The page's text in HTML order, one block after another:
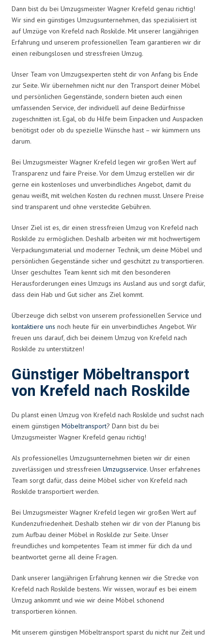
Dann bist du bei Umzugsmeister Wagner Krefeld genau richtig!
Wir sind ein günstiges Umzugsunternehmen, das spezialisiert ist
auf Umzüge von Krefeld nach Roskilde. Mit unserer langjährigen
Erfahrung und unserem professionellen Team garantieren wir dir
einen reibungslosen und stressfreien Umzug.
Unser Team von Umzugsexperten steht dir von Anfang bis Ende
zur Seite. Wir übernehmen nicht nur den Transport deiner Möbel
und persönlichen Gegenstände, sondern bieten auch einen
umfassenden Service, der individuell auf deine Bedürfnisse
zugeschnitten ist. Egal, ob du Hilfe beim Einpacken und Auspacken
benötigst oder ob du spezielle Wünsche hast – wir kümmern uns
darum.
Bei Umzugsmeister Wagner Krefeld legen wir großen Wert auf
Transparenz und faire Preise. Vor dem Umzug erstellen wir dir
gerne ein kostenloses und unverbindliches Angebot, damit du
genau weißt, mit welchen Kosten du rechnen musst. Unsere Preise
sind transparent und ohne versteckte Gebühren.
Unser Ziel ist es, dir einen stressfreien Umzug von Krefeld nach
Roskilde zu ermöglichen. Deshalb arbeiten wir mit hochwertigem
Verpackungsmaterial und moderner Technik, um deine Möbel und
persönlichen Gegenstände sicher und geschützt zu transportieren.
Unser geschultes Team kennt sich mit den besonderen
Herausforderungen eines Umzugs ins Ausland aus und sorgt dafür,
dass dein Hab und Gut sicher ans Ziel kommt.
Überzeuge dich selbst von unserem professionellen Service und
kontaktiere uns noch heute für ein unverbindliches Angebot. Wir
freuen uns darauf, dich bei deinem Umzug von Krefeld nach
Roskilde zu unterstützen!
Günstiger Möbeltransport
von Krefeld nach Roskilde
Du planst einen Umzug von Krefeld nach Roskilde und suchst nach
einem günstigen Möbeltransport? Dann bist du bei
Umzugsmeister Wagner Krefeld genau richtig!
Als professionelles Umzugsunternehmen bieten wir dir einen
zuverlässigen und stressfreien Umzugsservice. Unser erfahrenes
Team sorgt dafür, dass deine Möbel sicher von Krefeld nach
Roskilde transportiert werden.
Bei Umzugsmeister Wagner Krefeld legen wir großen Wert auf
Kundenzufriedenheit. Deshalb stehen wir dir von der Planung bis
zum Aufbau deiner Möbel in Roskilde zur Seite. Unser
freundliches und kompetentes Team ist immer für dich da und
beantwortet gerne all deine Fragen.
Dank unserer langjährigen Erfahrung kennen wir die Strecke von
Krefeld nach Roskilde bestens. Wir wissen, worauf es bei einem
Umzug ankommt und wie wir deine Möbel schonend
transportieren können.
Mit unserem günstigen Möbeltransport sparst du nicht nur Zeit und